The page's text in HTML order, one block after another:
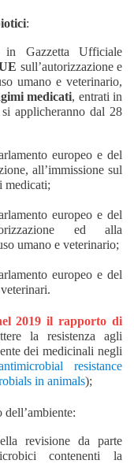
:
Gazzetta Ufficiale
sull’autorizzazione e
umano e veterinario,
medicati, entrati in
applicheranno dal 28
europeo e del
all’immissione sul
medicati;
europeo e del
ed alla
umano e veterinario;
europeo e del
2019 il rapporto di
la resistenza agli
dei medicinali negli
resistance
in animals);
revisioneda parte
contenenti la